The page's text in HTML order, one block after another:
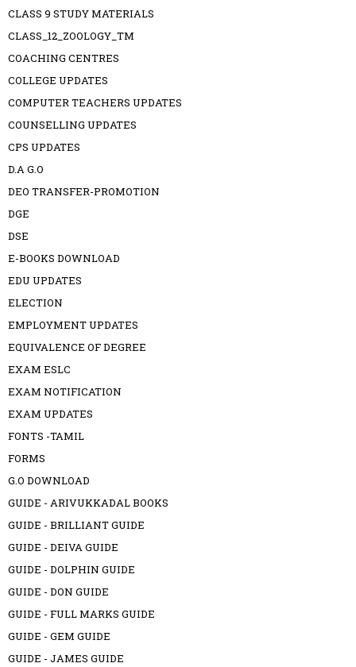
CLASS 9 STUDY MATERIALS
CLASS_12_ZOOLOGY_TM
COACHING CENTRES
COLLEGE UPDATES
COMPUTER TEACHERS UPDATES
COUNSELLING UPDATES
CPS UPDATES
D.A G.O
DEO TRANSFER-PROMOTION
DGE
DSE
E-BOOKS DOWNLOAD
EDU UPDATES
ELECTION
EMPLOYMENT UPDATES
EQUIVALENCE OF DEGREE
EXAM ESLC
EXAM NOTIFICATION
EXAM UPDATES
FONTS -TAMIL
FORMS
G.O DOWNLOAD
GUIDE - ARIVUKKADAL BOOKS
GUIDE - BRILLIANT GUIDE
GUIDE - DEIVA GUIDE
GUIDE - DOLPHIN GUIDE
GUIDE - DON GUIDE
GUIDE - FULL MARKS GUIDE
GUIDE - GEM GUIDE
GUIDE - JAMES GUIDE